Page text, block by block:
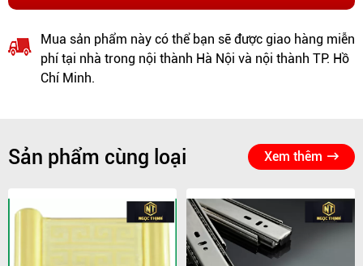
Mua sản phẩm này có thể bạn sẽ được giao hàng miễn
phí tại nhà trong nội thành Hà Nội và nội thành TP. Hồ
Chí Minh.
Sản phẩm cùng loại Xem thêm